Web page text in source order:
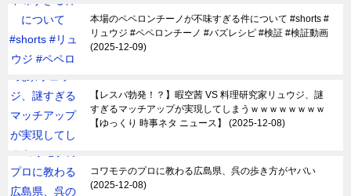
本場のペペロンチーノが不味すぎる件について #shorts #
リュウジ #ペペロンチーノ #バズレシピ #検証 #検証動画
2025-12-09
【レスバ勃発！？】暇空茜 VS 料理研究家リュウジ、謎
すぎるマッチアップが実現してしまうｗｗｗｗｗｗｗｗ
【ゆっくり 時事ネタ ニュース】
2025-12-08
コワモテのプロに教わる広島県、呉の歩き方がヤバい
2025-12-08